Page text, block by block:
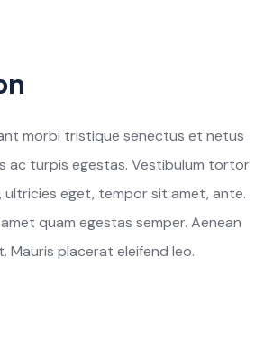
morbi tristique senectus et netus
ac turpis egestas. Vestibulum tortor
ultricies eget, tempor sit amet, ante.
quam egestas semper. Aenean
Mauris placerat eleifend leo.